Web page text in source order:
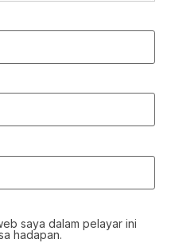
saya dalam pelayar ini
hadapan.